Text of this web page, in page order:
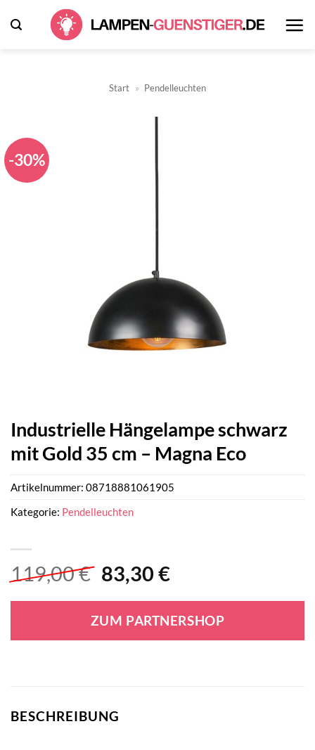
Inhalt
Start » Pendelleuchten
-30%
Industrielle Hängelampe schwarz
mit Gold 35 cm – Magna Eco
119,00€ Ursprünglicher
war:
119,00 €
83,30 €Aktueller
ist:
83,30 €.
ZUM PARTNERSHOP
Artikelnummer: 08718881061905
Kategorie: Pendelleuchten
BESCHREIBUNG